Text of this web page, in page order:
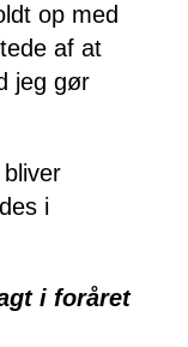
op med
af at
jeg gør
i
i foråret